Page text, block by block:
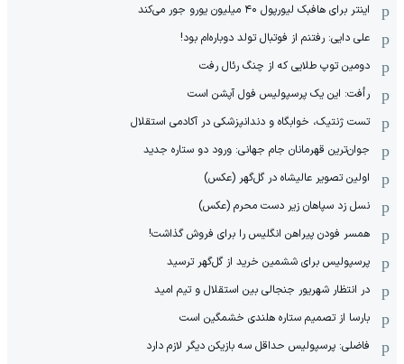
اینتر برای هافبک لیورپول ۴۰ میلیون یورو جور می‌کند
علی دایی: رفتنم از فوتبال تولد دوباره‌ام بود!
دومین توپ طلایی که از چنگ رئال رفت
رأفت: این یک پرسپولیس فول آپشن است
تست ژنتیک، خوابگاه و دندانپزشکی در آکادمی استقلال
جوان‌ترین قهرمانان جام جهانی: ورود دو ستاره جدید
اولین تصویر عالیشاه در گل‌گهر (عکس)
نسل زد سپاهان زیر دست محرم (عکس)
همسر فودن پیراهن انگلیس را برای فروش گذاشت!
پرسپولیس برای ششمین خرید از گل‌گهر ترسید
در انتظار شهریور جنجالی بین استقلال و تیم امید
بارسا از تصمیم ستاره هلندی خشمگین است
فاضلی: پرسپولیس حداقل سه بازیکن دیگر لازم دارد